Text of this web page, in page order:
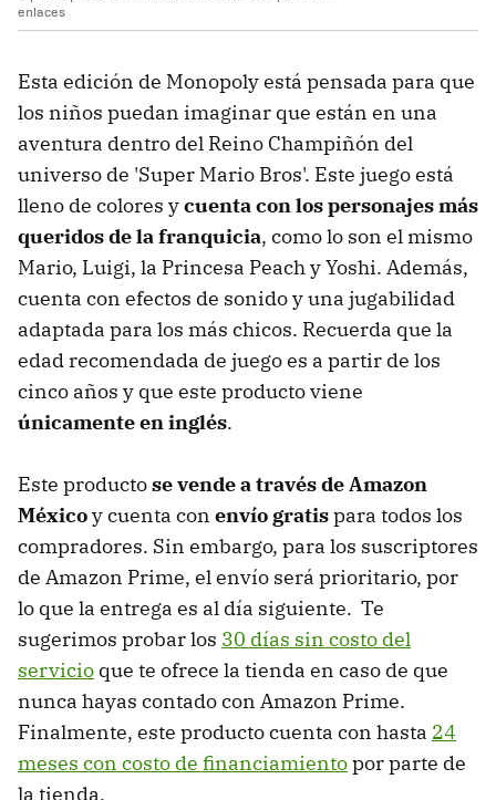
enlaces
Esta edición de Monopoly está pensada para que
los niños puedan imaginar que están en una
aventura dentro del Reino Champiñón del
universo de 'Super Mario Bros'. Este juego está
lleno de colores ycuenta con los personajes más
queridos de la franquicia, como lo son el mismo
Mario, Luigi, la Princesa Peach y Yoshi. Además,
cuenta con efectos de sonido y una jugabilidad
adaptada para los más chicos. Recuerda que la
edad recomendada de juego es a partir de los
cinco años y que este producto viene
únicamenteen inglés.
Este productose vende a través de Amazon
Méxicoy cuenta con envío gratispara todos los
compradores. Sin embargo, para los suscriptores
de Amazon Prime, el envío será prioritario, por
lo que la entrega es al día siguiente. Te
sugerimos probar los 30 días sin costo del
servicio que te ofrece la tienda en caso de que
nunca hayas contado con Amazon Prime.
Finalmente, este producto cuenta con hasta 24
meses con costo de financiamientopor parte de
la tienda.